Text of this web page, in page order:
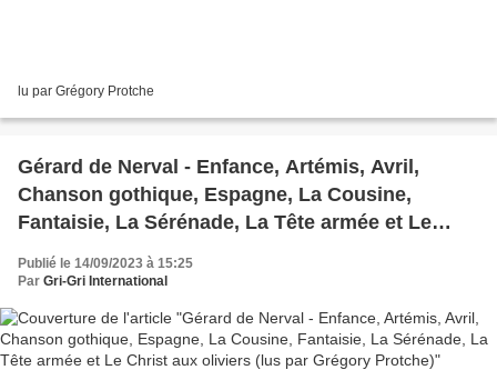
lu par Grégory Protche
Gérard de Nerval - Enfance, Artémis, Avril,
Chanson gothique, Espagne, La Cousine,
Fantaisie, La Sérénade, La Tête armée et Le
Christ aux oliviers (lus par Grégory Protche)
Publié le 14/09/2023 à 15:25
Par Gri-Gri International